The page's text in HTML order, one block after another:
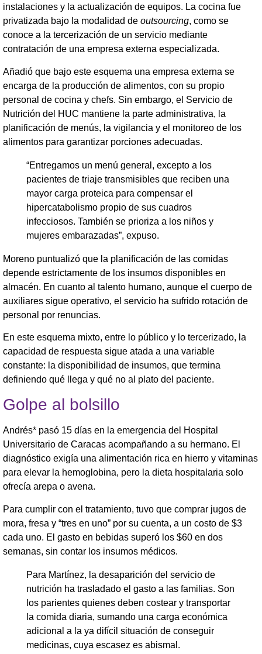
instalaciones y la actualización de equipos. La cocina fue
privatizada bajo la modalidad de outsourcing, como se
conoce a la tercerización de un servicio mediante
contratación de una empresa externa especializada.
Añadió que bajo este esquema una empresa externa se
encarga de la producción de alimentos, con su propio
personal de cocina y chefs. Sin embargo, el Servicio de
Nutrición del HUC mantiene la parte administrativa, la
planificación de menús, la vigilancia y el monitoreo de los
alimentos para garantizar porciones adecuadas.
“Entregamos un menú general, excepto a los
pacientes de triaje transmisibles que reciben una
mayor carga proteica para compensar el
hipercatabolismo propio de sus cuadros
infecciosos. También se prioriza a los niños y
mujeres embarazadas”, expuso.
Moreno puntualizó que la planificación de las comidas
depende estrictamente de los insumos disponibles en
almacén. En cuanto al talento humano, aunque el cuerpo de
auxiliares sigue operativo, el servicio ha sufrido rotación de
personal por renuncias.
En este esquema mixto, entre lo público y lo tercerizado, la
capacidad de respuesta sigue atada a una variable
constante: la disponibilidad de insumos, que termina
definiendo qué llega y qué no al plato del paciente.
Golpe al bolsillo
Andrés* pasó 15 días en la emergencia del Hospital
Universitario de Caracas acompañando a su hermano. El
diagnóstico exigía una alimentación rica en hierro y vitaminas
para elevar la hemoglobina, pero la dieta hospitalaria solo
ofrecía arepa o avena.
Para cumplir con el tratamiento, tuvo que comprar jugos de
mora, fresa y “tres en uno” por su cuenta, a un costo de $3
cada uno. El gasto en bebidas superó los $60 en dos
semanas, sin contar los insumos médicos.
Para Martínez, la desaparición del servicio de
nutrición ha trasladado el gasto a las familias. Son
los parientes quienes deben costear y transportar
la comida diaria, sumando una carga económica
adicional a la ya difícil situación de conseguir
medicinas, cuya escasez es abismal.